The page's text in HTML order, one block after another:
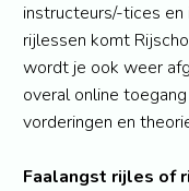
instructeurs/-tices
rijlessen komt
wordt je ook weer
overal online
vorderingen en
Faalangst rijles of